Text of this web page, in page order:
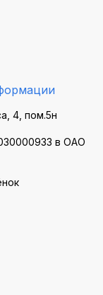
4, пом.5н
в ОАО